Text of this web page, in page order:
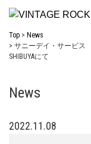
Top
News
サニーデイ・サービス
SHIBUYAにて
News
2022.11.08